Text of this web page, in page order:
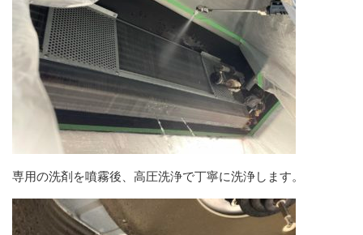
専用の洗剤を噴霧後、高圧洗浄で丁寧に洗浄します。